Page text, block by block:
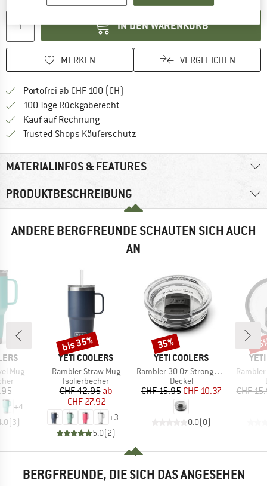
IN DEN WARENKORB
MERKEN VERGLEICHEN
Portofrei ab CHF 100 (CH)
100 Tage Rückgaberecht
Kauf auf RechnungFinde die Zahlungs-Infos hier! Öffnet
Trusted Shops Käuferschutz
MATERIALINFOS & FEATURES
PRODUKTBESCHREIBUNG
ANDERE BERGFREUNDE SCHAUTEN SICH AUCH
AN
Mug
+4
(3)
MARKE
YETI COOLERS
Artikel
Rambler Straw Mug
Produktgruppe
Isolierbecher
Preis
CHF 42.95reduzierter Preis
ab
CHF 27.92
+3
5.0(2)
Rabatt
bis 35%
MARKE
YETI COOLERS
Artikel
Rambler 30 Oz Stronghold Lid
Produktgruppe
Deckel
Preis
CHF 15.95reduzierter Preis
CHF 10.37
0.0(0)
Rabatt
35%
Artikel
CHF
BERGFREUNDE, DIE SICH DAS ANGESEHEN